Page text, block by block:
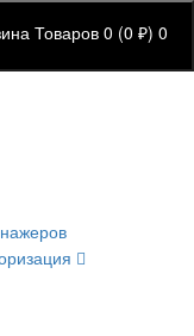
Товаров 0 (0 ₽) 0